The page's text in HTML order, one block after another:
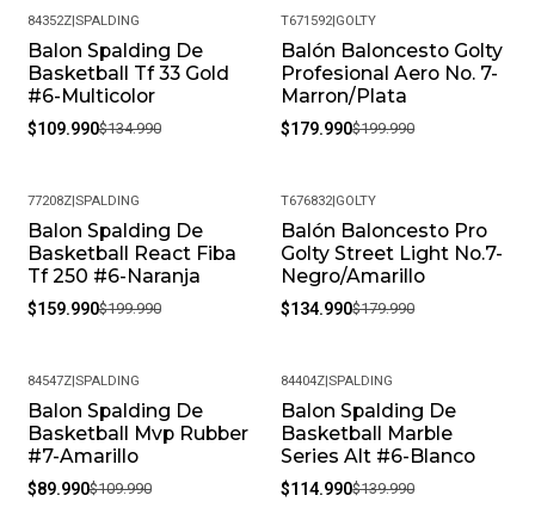
productos químicos fuertes. Almacénalos en un lugar
fresco y seco cuando no los estés usando.
-19%
84352Z|SPALDING
Balon Spalding De
Basketball Tf 33 Gold
#6-Multicolor
$109.990$134.990
-10%
T671592|GOLTY
Balón Baloncesto Golty
Profesional Aero No. 7-
Marron/Plata
$179.990$199.990
-20%
77208Z|SPALDING
Balon Spalding De
Basketball React Fiba
Tf 250 #6-Naranja
$159.990$199.990
-25%
T676832|GOLTY
Balón Baloncesto Pro
Golty Street Light No.7-
Negro/Amarillo
$134.990$179.990
-18%
84547Z|SPALDING
Balon Spalding De
Basketball Mvp Rubber
#7-Amarillo
$89.990$109.990
-18%
84404Z|SPALDING
Balon Spalding De
Basketball Marble
Series Alt #6-Blanco
$114.990$139.990